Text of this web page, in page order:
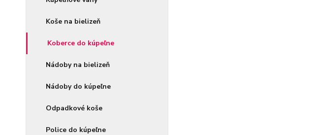
Koše na bielizeň
Koberce do kúpeľne
Nádoby na bielizeň
Nádoby do kúpeľne
Odpadkové koše
Police do kúpeľne